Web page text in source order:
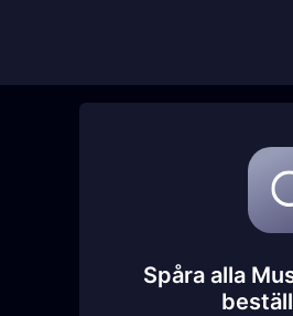
Spåra alla